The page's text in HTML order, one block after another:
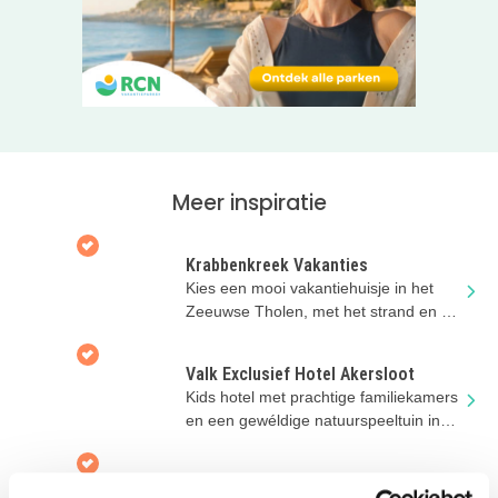
Lees meer over de camping en de omgeving op de
website, klik door via de roze website button!
Meer inspiratie
Krabbenkreek Vakanties
Kies een mooi vakantiehuisje in het
Zeeuwse Tholen, met het strand en de
Valk Exclusief Hotel Akersloot
Kids hotel met prachtige familiekamers
en een gewéldige natuurspeeltuin in